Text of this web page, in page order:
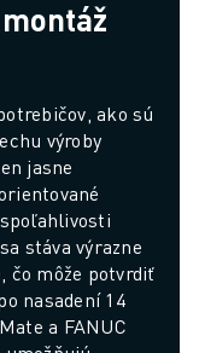
ako sú
výroby
jasne
stáva výrazne
čo môže potvrdiť
nasadení 14
a FANUC